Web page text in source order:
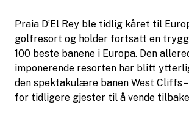
Praia D’El Rey ble tidlig kåret til
golfresort og holder fortsatt en
100 beste banene i Europa. Den
imponerende resorten har blitt
den spektakulære banen West Cliffs –
for tidligere gjester til å vende